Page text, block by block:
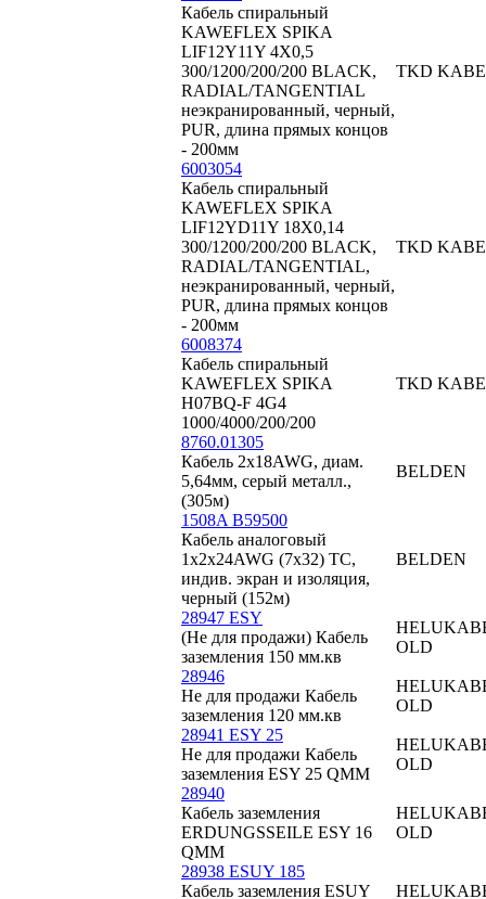
Кабель спиральный
KAWEFLEX SPIKA
LIF12Y11Y 4X0,5
300/1200/200/200 BLACK,
RADIAL/TANGENTIAL
неэкранированный, черный,
PUR, длина прямых концов
- 200мм
TKD
6003054
Кабель спиральный
KAWEFLEX SPIKA
LIF12YD11Y 18X0,14
300/1200/200/200 BLACK,
RADIAL/TANGENTIAL,
неэкранированный, черный,
PUR, длина прямых концов
- 200мм
TKD
6008374
Кабель спиральный
KAWEFLEX SPIKA
H07BQ-F 4G4
1000/4000/200/200
TKD
8760.01305
Кабель 2x18AWG, диам.
5,64мм, серый металл.,
(305м)
BELDEN
1508A B59500
Кабель аналоговый
1х2х24AWG (7х32) TC,
индив. экран и изоляция,
черный (152м)
BELDEN
28947 ESY
(Не для продажи) Кабель
заземления 150 мм.кв
OLD
28946
Не для продажи Кабель
заземления 120 мм.кв
OLD
28941 ESY 25
Не для продажи Кабель
заземления ESY 25 QMM
OLD
28940
Кабель заземления
ERDUNGSSEILE ESY 16
QMM
OLD
28938 ESUY 185
Кабель заземления ESUY